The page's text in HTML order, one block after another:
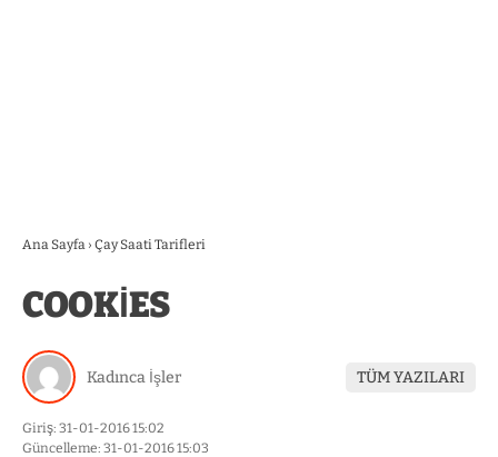
Ana Sayfa › Çay Saati Tarifleri
COOKİES
Kadınca İşler TÜM YAZILARI
Giriş: 31-01-2016 15:02
Güncelleme: 31-01-2016 15:03